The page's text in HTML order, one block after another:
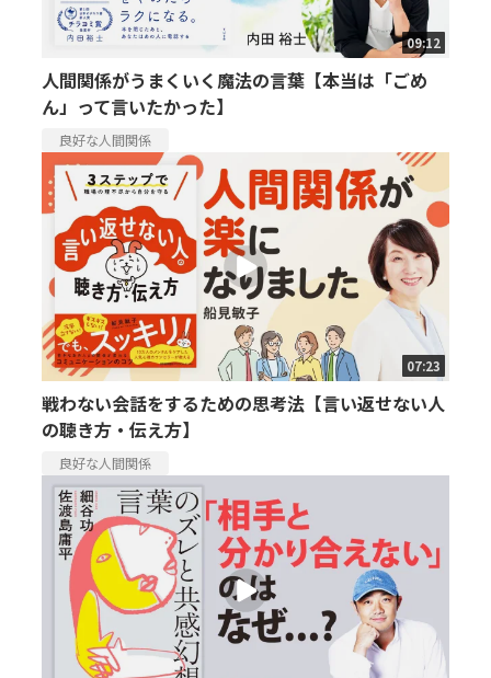
09:12
人間関係がうまくいく魔法の言葉【本当は「ごめ
ん」って言いたかった】
良好な人間関係
07:23
戦わない会話をするための思考法【言い返せない人
の聴き方・伝え方】
良好な人間関係